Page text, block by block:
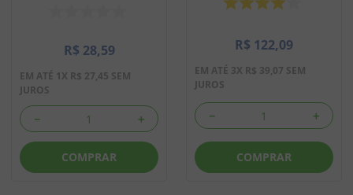
R$ 28,59
EM ATÉ 1X R$ 27,45 SEM
JUROS
＋
－
COMPRAR
R$ 122,09
EM ATÉ 3X R$ 39,07 SEM
JUROS
＋
－
COMPRAR